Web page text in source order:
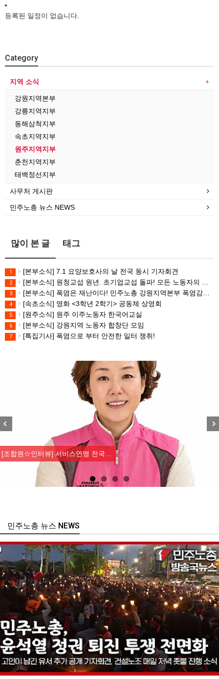
등록된 일정이 없습니다.
Category
지역 소식
강원지역본부
강릉지역지부
동해삼척지부
속초지역지부
원주지역지부
춘천지역지부
태백정선지부
사무처 게시판
민주노총 뉴스 NEWS
많이 본 글 태그
1 [본부소식] 7.1 요양보호사의 날 전국 동시 기자회견
2 [본부소식] 원청교섭 원년. 초기업교섭 돌파! 모든 노동자의 노동기본권 쟁취! 민주노총 7.15 총파업대회
3 [본부소식] 폭염은 재난이다! 민주노총 강원지역본부 폭염감시단 선포 기자회견
4 [속초소식] 영화 <3학년 2학기> 공동체 상영회
5 [원주소식] 원주 이주노동자 한국어교실
6 [본부소식] 강원지역 노동자 합창단 모임
7 [특집기사] 폭염으로 부터 안전한 일터 쟁취!
[조합원☆인터뷰] 서비스연맹 전국…
주노총 뉴스 NEWS